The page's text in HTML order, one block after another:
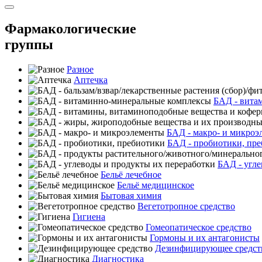
Фармакологические
группы
Разное
Аптечка
БАД -
БАД - макро- и
БАД - пробиотики,
БАД -
Бельё лечебное
Бельё медицинское
Бытовая химия
Вегетотропное средство
Гигиена
Гомеопатическое средство
Гормоны и их антагонисты
Дезинфицирующее
Диагностика